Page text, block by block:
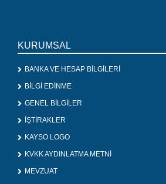
KURUMSAL
BANKA VE HESAP BİLGİLERİ
BİLGİ EDİNME
GENEL BİLGİLER
İŞTİRAKLER
KAYSO LOGO
KVKK AYDINLATMA METNİ
MEVZUAT